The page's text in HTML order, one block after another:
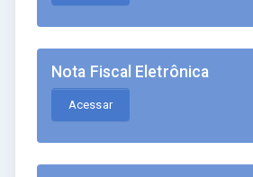
Nota Fiscal Eletrônica
Acessar